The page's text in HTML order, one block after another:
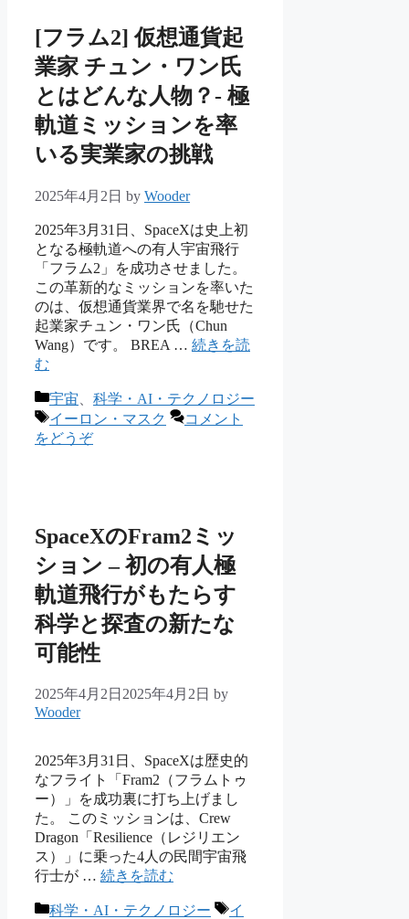
[フラム2] 仮想通貨起
業家 チュン・ワン氏
とはどんな人物？- 極
軌道ミッションを率
いる実業家の挑戦
2025年4月2日 by Wooder
2025年3月31日、SpaceXは史上初
となる極軌道への有人宇宙飛行
「フラム2」を成功させました。
この革新的なミッションを率いた
のは、仮想通貨業界で名を馳せた
起業家チュン・ワン氏（Chun
Wang）です。 BREA … 続きを読
む
カ
テ
ゴ
宇宙
科学・AI・テクノロジー
タ
グ
イーロン・マスク
コメント
をどうぞ
SpaceXのFram2ミッ
ション – 初の有人極
軌道飛行がもたらす
科学と探査の新たな
可能性
2025年4月2日 2025年4月2日 by
Wooder
2025年3月31日、SpaceXは歴史的
なフライト「Fram2（フラムトゥ
ー）」を成功裏に打ち上げまし
た。 このミッションは、Crew
Dragon「Resilience（レジリエン
ス）」に乗った4人の民間宇宙飛
行士が … 続きを読む
カ
科学・AI・テクノロジー
タ
イ